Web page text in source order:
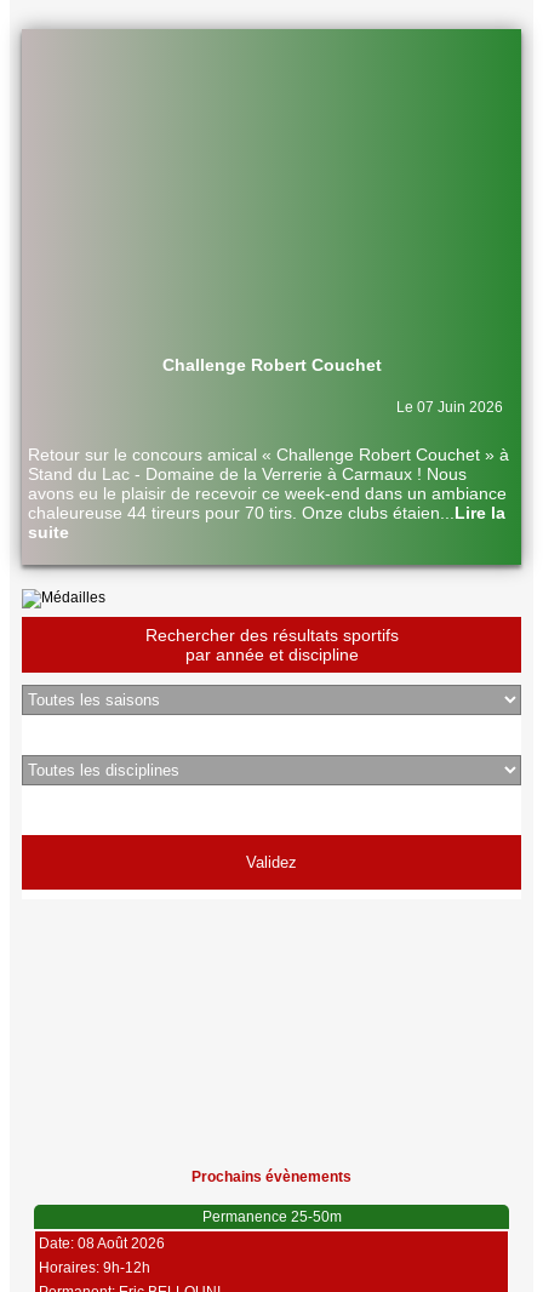
Challenge Robert Couchet
Le 07 Juin 2026
Retour sur le concours amical « Challenge Robert Couchet » à
Stand du Lac - Domaine de la Verrerie à Carmaux ! Nous
avons eu le plaisir de recevoir ce week-end dans un ambiance
chaleureuse 44 tireurs pour 70 tirs. Onze clubs étaien
Lire la
suite
Rechercher des résultats sportifs
par année et discipline
Prochains évènements
Permanence 25-50m
Date: 08 Août 2026
Horaires: 9h-12h